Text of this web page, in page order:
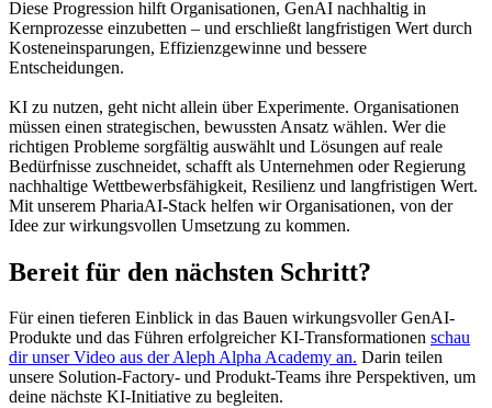
Diese Progression hilft Organisationen, GenAI nachhaltig in
Kernprozesse einzubetten – und erschließt langfristigen Wert durch
Kosteneinsparungen, Effizienzgewinne und bessere
Entscheidungen.
KI zu nutzen, geht nicht allein über Experimente. Organisationen
müssen einen strategischen, bewussten Ansatz wählen. Wer die
richtigen Probleme sorgfältig auswählt und Lösungen auf reale
Bedürfnisse zuschneidet, schafft als Unternehmen oder Regierung
nachhaltige Wettbewerbsfähigkeit, Resilienz und langfristigen Wert.
Mit unserem PhariaAI-Stack helfen wir Organisationen, von der
Idee zur wirkungsvollen Umsetzung zu kommen.
Bereit für den nächsten Schritt?
Für einen tieferen Einblick in das Bauen wirkungsvoller GenAI-
Produkte und das Führen erfolgreicher KI-Transformationen schau
dir unser Video aus der Aleph Alpha Academy an. Darin teilen
unsere Solution-Factory- und Produkt-Teams ihre Perspektiven, um
deine nächste KI-Initiative zu begleiten.